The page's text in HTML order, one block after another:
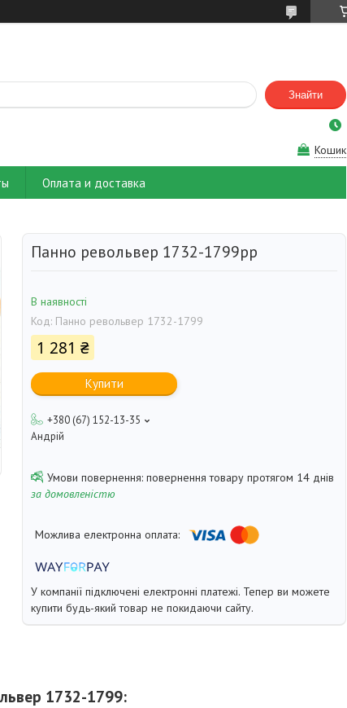
Знайти
Кошик
Оплата и доставка
Панно револьвер 1732-1799рр
В наявності
Код: Панно револьвер 1732-1799
1 281 ₴
Купити
+380 (67) 152-13-35
Андрій
повернення товару протягом 14 днів
за домовленістю
У компанії підключені електронні платежі. Тепер ви можете
купити будь-який товар не покидаючи сайту.
1732-1799: